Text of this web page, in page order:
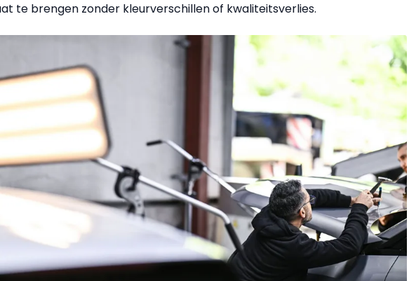
te brengen zonder kleurverschillen of kwaliteitsverlies.